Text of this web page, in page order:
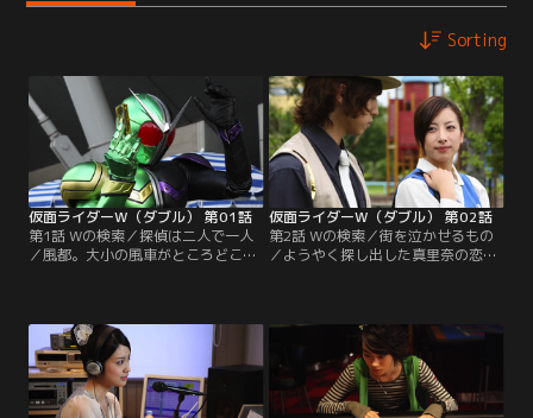
Sorting
仮面ライダーW（ダブル） 第01話
第1話 Wの検索／探偵は二人で一人
／風都。大小の風車がところどころ
ではなく、ハードボイルドを気取っ
たカッコつけ青年・左翔太郎だっ
た。翔太郎の探偵の仕事に同行した
亜樹子はこの街・風都の真実を知る
ことになる。
仮面ライダーW（ダブル） 第02話
第2話 Wの検索／街を泣かせるもの
／ようやく探し出した真里奈の恋
をブレイクしたが、突如現れた謎の
巨大怪物が陽介をさらっていった！
直後、陽介は遺体で発見される。翔
太郎は、悲しみにくれる真里奈に犯
人を見つけることを誓った。